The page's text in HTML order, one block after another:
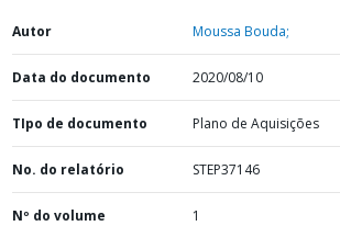
Autor Moussa Bouda;
Data do documento 2020/08/10
TIpo de documento Plano de Aquisições
No. do relatório STEP37146
Nº do volume 1